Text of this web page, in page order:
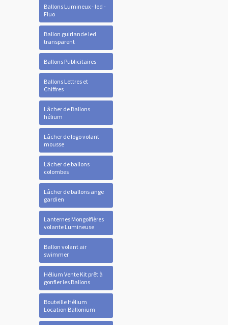
Ballons Lumineux - led -
Fluo
Ballon guirlande led
transparent
Ballons Publicitaires
Ballons Lettres et
Chiffres
Lâcher de Ballons
hélium
Lâcher de logo volant
mousse
Lâcher de ballons
colombes
Lâcher de ballons ange
gardien
Lanternes Mongolfières
volante Lumineuse
Ballon volant air
swimmer
Hélium Vente Kit prêt à
gonfler les Ballons
Bouteille Hélium
Location Ballonium